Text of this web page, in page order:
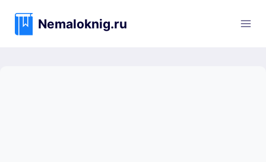
содержимому
Nemaloknig.ru